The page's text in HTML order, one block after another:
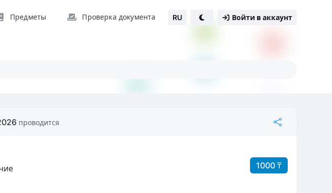
Предметы Проверка документа RU Войти в аккаунт
проводится
1000 ₸